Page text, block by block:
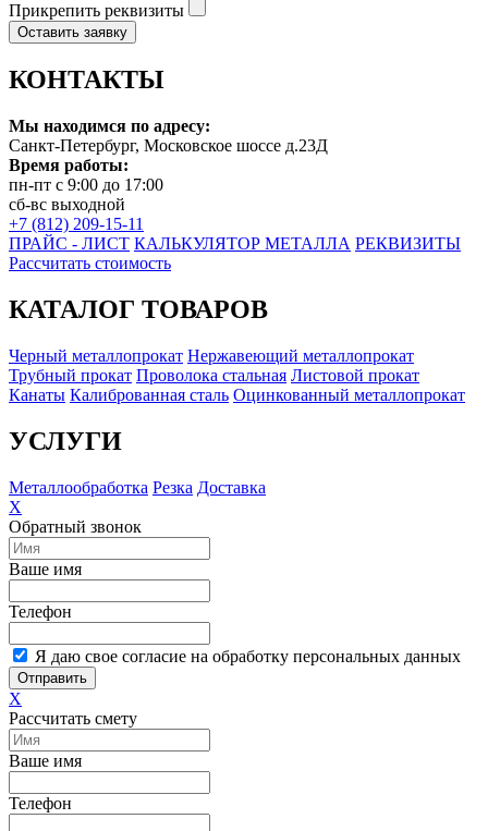
Прикрепить реквизиты
Оставить заявку
КОНТАКТЫ
Мы находимся по адресу:
Санкт-Петербург, Московское шоссе д.23Д
Время работы:
пн-пт с 9:00 до 17:00
сб-вс выходной
+7 (812) 209-15-11
ПРАЙС - ЛИСТ КАЛЬКУЛЯТОР МЕТАЛЛА РЕКВИЗИТЫ
Рассчитать стоимость
КАТАЛОГ ТОВАРОВ
Черный металлопрокат Нержавеющий металлопрокат
Трубный прокат Проволока стальная Листовой прокат
Канаты Калиброванная сталь Оцинкованный металлопрокат
УСЛУГИ
Металлообработка Резка Доставка
X
Обратный звонок
Ваше имя
Телефон
Я даю свое согласие на обработку персональных данных
Отправить
X
Рассчитать смету
Ваше имя
Телефон